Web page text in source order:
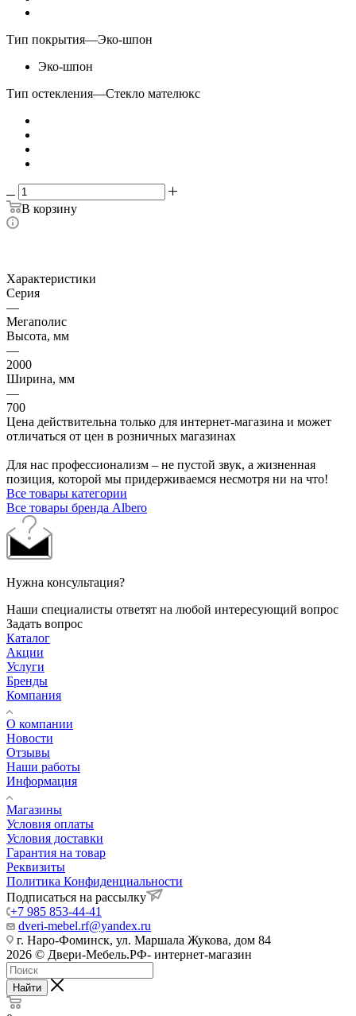
Тип покрытия—Эко-шпон
Эко-шпон
Тип остекления—Стекло мателюкс
В корзину
Характеристики
Серия
—
Мегаполис
Высота, мм
—
2000
Ширина, мм
—
700
Цена действительна только для интернет-магазина и может
отличаться от цен в розничных магазинах
Для нас профессионализм – не пустой звук, а жизненная
позиция, которой мы придерживаемся несмотря ни на что!
Все товары категории
Все товары бренда Albero
Нужна консультация?
Наши специалисты ответят на любой интересующий вопрос
Задать вопрос
Каталог
Акции
Услуги
Бренды
Компания
О компании
Новости
Отзывы
Наши работы
Информация
Магазины
Условия оплаты
Условия доставки
Гарантия на товар
Реквизиты
Политика Конфиденциальности
Подписаться на рассылку
+7 985 853-44-41
dveri-mebel.rf@yandex.ru
г. Наро-Фоминск, ул. Маршала Жукова, дом 84
2026 © Двери-Мебель.РФ- интернет-магазин
Найти